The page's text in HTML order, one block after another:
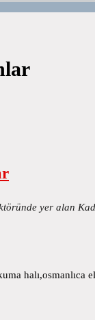
yer alan